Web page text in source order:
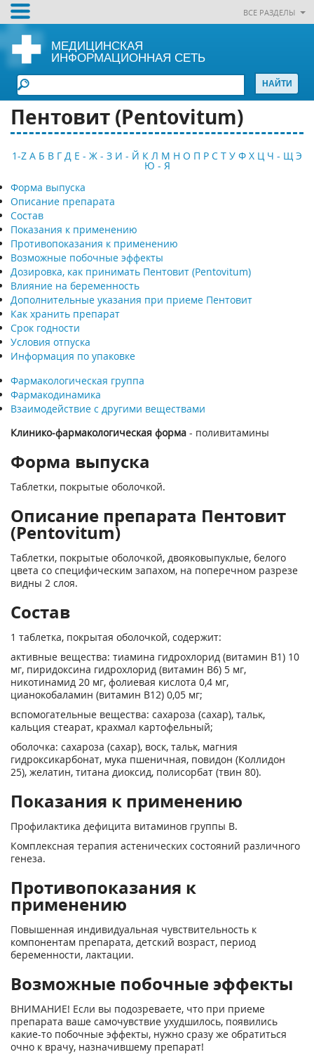
ВСЕ РАЗДЕЛЫ
МЕДИЦИНСКАЯ
ИНФОРМАЦИОННАЯ СЕТЬ
Пентовит (Pentovitum)
1-Z А Б В Г Д Е - Ж - З И - Й К Л М Н О П Р С Т У Ф Х Ц Ч - Щ Э
Ю - Я
Форма выпуска
Описание препарата
Состав
Показания к применению
Противопоказания к применению
Возможные побочные эффекты
Дозировка, как принимать Пентовит (Pentovitum)
Влияние на беременность
Дополнительные указания при приеме Пентовит
Как хранить препарат
Срок годности
Условия отпуска
Информация по упаковке
Фармакологическая группа
Фармакодинамика
Взаимодействие с другими веществами
Клинико-фармакологическая форма - поливитамины
Форма выпуска
Таблетки, покрытые оболочкой.
Описание препарата Пентовит
(Pentovitum)
Таблетки, покрытые оболочкой, двояковыпуклые, белого
цвета со специфическим запахом, на поперечном разрезе
видны 2 слоя.
Состав
1 таблетка, покрытая оболочкой, содержит:
активные вещества: тиамина гидрохлорид (витамин B1) 10
мг, пиридоксина гидрохлорид (витамин В6) 5 мг,
никотинамид 20 мг, фолиевая кислота 0,4 мг,
цианокобаламин (витамин В12) 0,05 мг;
вспомогательные вещества: сахароза (сахар), тальк,
кальция стеарат, крахмал картофельный;
оболочка: сахароза (сахар), воск, тальк, магния
гидроксикарбонат, мука пшеничная, повидон (Коллидон
25), желатин, титана диоксид, полисорбат (твин 80).
Показания к применению
Профилактика дефицита витаминов группы В.
Комплексная терапия астенических состояний различного
генеза.
Противопоказания к
применению
Повышенная индивидуальная чувствительность к
компонентам препарата, детский возраст, период
беременности, лактации.
Возможные побочные эффекты
ВНИМАНИЕ! Если вы подозреваете, что при приеме
препарата ваше самочувствие ухудшилось, появились
какие-то побочные эффекты, нужно сразу же обратиться
очно к врачу, назначившему препарат!